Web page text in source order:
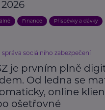
Finance Příspěvky a dávky
správa sociálního zabezpečení
je prvním plně
Od ledna se
online
ošetřovné